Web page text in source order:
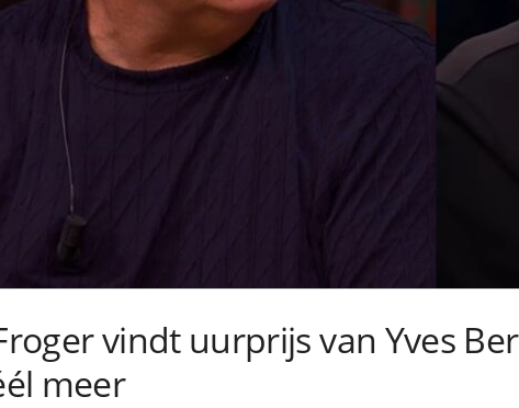
vindt uurprijs van Yves
meer